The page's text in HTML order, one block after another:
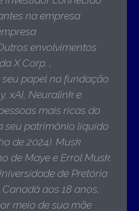
na empresa
envolvimentos
X Corp. ,
papel na fundação
xAI, Neuralink e
mais ricas do
seu patrimônio líquido
de 2024). Musk
de Maye e Errol Musk.
de Pretória
aos 18 anos,
meio de sua mãe